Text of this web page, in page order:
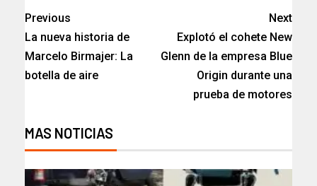
Previous
La nueva historia de
Marcelo Birmajer: La
botella de aire
Next
Explotó el cohete New
Glenn de la empresa Blue
Origin durante una
prueba de motores
MAS NOTICIAS